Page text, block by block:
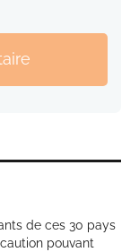
de ces 30 pays
pouvant